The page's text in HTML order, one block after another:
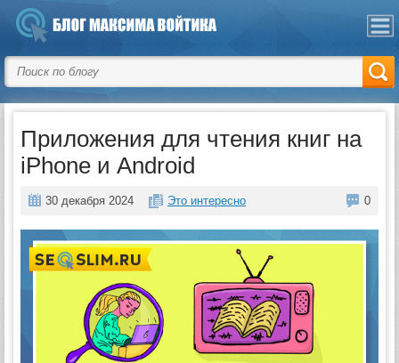
Приложения для чтения книг на
iPhone и Android
30 декабря 2024 Это интересно 0